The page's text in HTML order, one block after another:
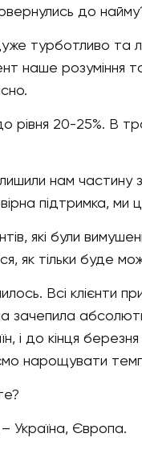
до
турботливо
наше розуміння
рівня 20-25%. В
нам частину
підтримка, ми
які були
як тільки буде
Всі клієнти
зачепила
і до кінця
нарощувати
Україна, Європа.